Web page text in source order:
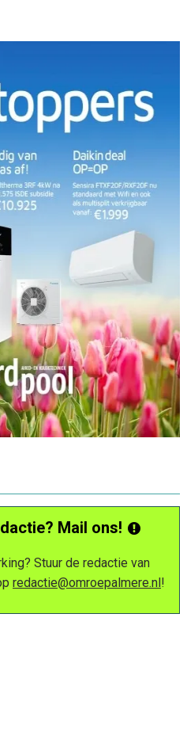
Mail ons!
Stuur de redactie van
redactie@omroepalmere.nl!